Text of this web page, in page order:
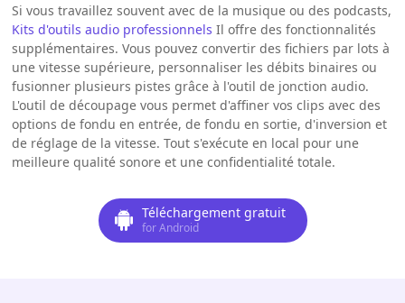
Si vous travaillez souvent avec de la musique ou des podcasts,
Kits d'outils audio professionnels Il offre des fonctionnalités
supplémentaires. Vous pouvez convertir des fichiers par lots à
une vitesse supérieure, personnaliser les débits binaires ou
fusionner plusieurs pistes grâce à l'outil de jonction audio.
L'outil de découpage vous permet d'affiner vos clips avec des
options de fondu en entrée, de fondu en sortie, d'inversion et
de réglage de la vitesse. Tout s'exécute en local pour une
meilleure qualité sonore et une confidentialité totale.
Téléchargement gratuit
for Android